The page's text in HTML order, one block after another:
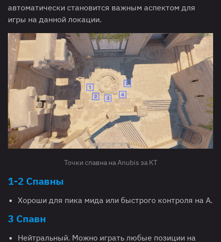
автоматически становится важным аспектом для
игры на данной локации.
Точки спавна на Anubis за КТ
1-2 Спавны
Хороши для пика мида или быстрого контроля на А.
3 Cпавн
Нейтральный. Можно играть любые позиции на